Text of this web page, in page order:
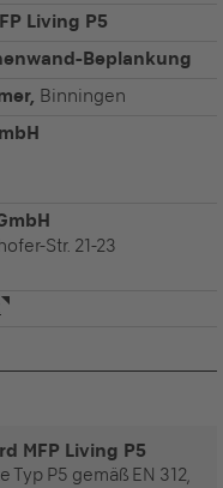
Living P5
Beplankung
Binningen
Str. 21-23
MFP Living P5
Typ P5 gemäß EN 312,